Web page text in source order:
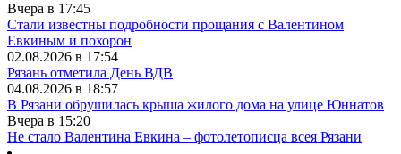
Вчера в 17:45
Стали известны подробности прощания с Валентином
Евкиным и похорон
02.08.2026 в 17:54
Рязань отметила День ВДВ
04.08.2026 в 18:57
В Рязани обрушилась крыша жилого дома на улице Юннатов
Вчера в 15:20
Не стало Валентина Евкина – фотолетописца всея Рязани